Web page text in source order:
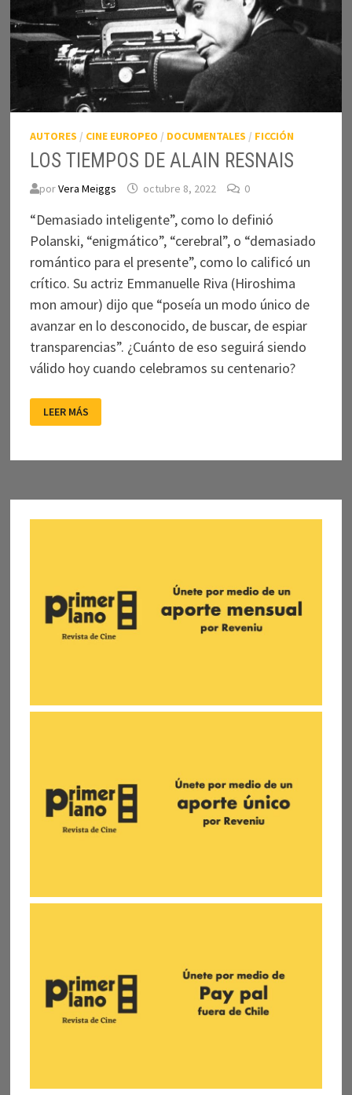
AUTORES / CINE EUROPEO / DOCUMENTALES / FICCIÓN
LOS TIEMPOS DE ALAIN RESNAIS
porVera Meiggs octubre 8, 2022 0
“Demasiado inteligente”, como lo definió
Polanski, “enigmático”, “cerebral”, o “demasiado
romántico para el presente”, como lo calificó un
crítico. Su actriz Emmanuelle Riva (Hiroshima
mon amour) dijo que “poseía un modo único de
avanzar en lo desconocido, de buscar, de espiar
transparencias”. ¿Cuánto de eso seguirá siendo
válido hoy cuando celebramos su centenario?
TIEMPOS
DE
LEER MÁS